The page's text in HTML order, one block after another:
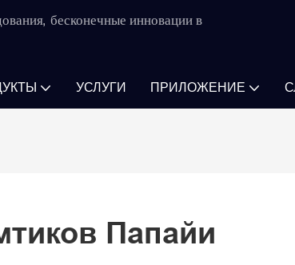
бесконечные инновации в
УСЛУГИ ПРИЛОЖЕНИЕ
Папайи